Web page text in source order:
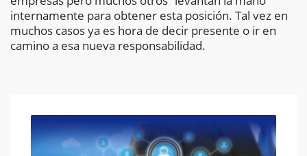
internamente para obtener esta posición. Tal vez en
muchos casos ya es hora de decir presente o ir en
camino a esa nueva responsabilidad.